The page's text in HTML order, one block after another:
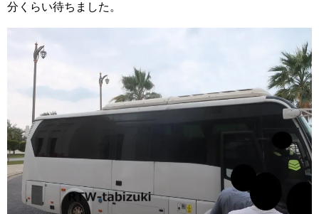
分くらい待ちました。